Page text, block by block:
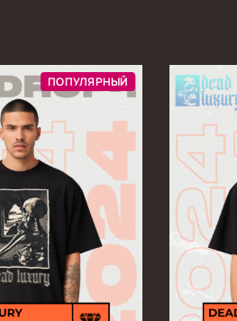
ПОПУЛЯРНЫЙ